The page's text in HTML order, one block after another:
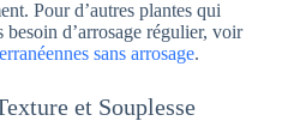
Pour d’autres plantes qui
besoin d’arrosage régulier, voir
sans arrosage.
et Souplesse